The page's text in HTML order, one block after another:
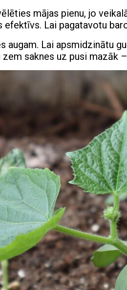
mājas pienu, jo
Lai pagatavotu
Lai apsmidzinātu
saknes uz pusi mazāk